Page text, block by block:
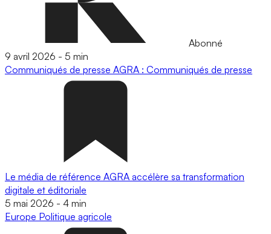
Abonné
9 avril 2026 - 5 min
Communiqués de presse AGRA : Communiqués de presse
Le média de référence AGRA accélère sa transformation
digitale et éditoriale
5 mai 2026 - 4 min
Europe Politique agricole